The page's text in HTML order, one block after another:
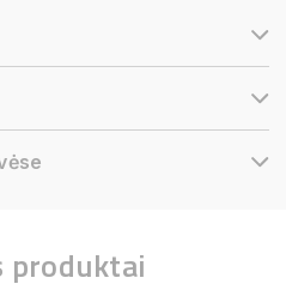
produktai